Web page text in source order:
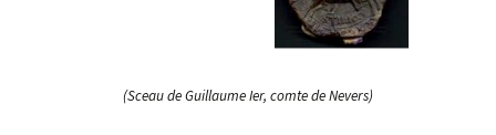
(Sceau de Guillaume Ier, comte de Nevers)